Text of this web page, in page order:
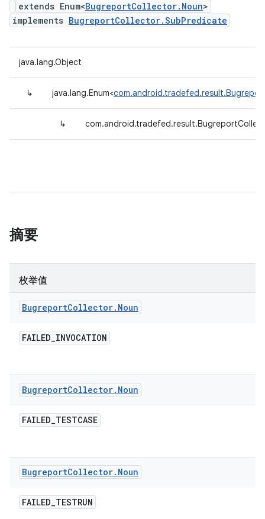
extends Enum<BugreportCollector.Noun>
implements BugreportCollector.SubPredicate
java.lang.Object
↳ java.lang.Enum<
↳
摘要
枚举值
BugreportCollector. Noun
FAILED_INVOCATION
BugreportCollector. Noun
FAILED_TESTCASE
BugreportCollector. Noun
FAILED_TESTRUN